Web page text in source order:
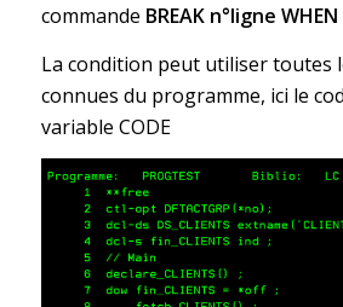
commande BREAK n°ligne
La condition peut utiliser toutes
connues du programme, ici le
variable CODE